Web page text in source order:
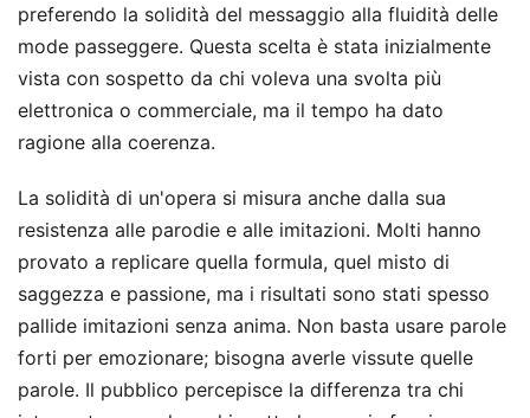
preferendo la solidità del messaggio alla fluidità delle
mode passeggere. Questa scelta è stata inizialmente
vista con sospetto da chi voleva una svolta più
elettronica o commerciale, ma il tempo ha dato
ragione alla coerenza.
La solidità di un'opera si misura anche dalla sua
resistenza alle parodie e alle imitazioni. Molti hanno
provato a replicare quella formula, quel misto di
saggezza e passione, ma i risultati sono stati spesso
pallide imitazioni senza anima. Non basta usare parole
forti per emozionare; bisogna averle vissute quelle
parole. Il pubblico percepisce la differenza tra chi